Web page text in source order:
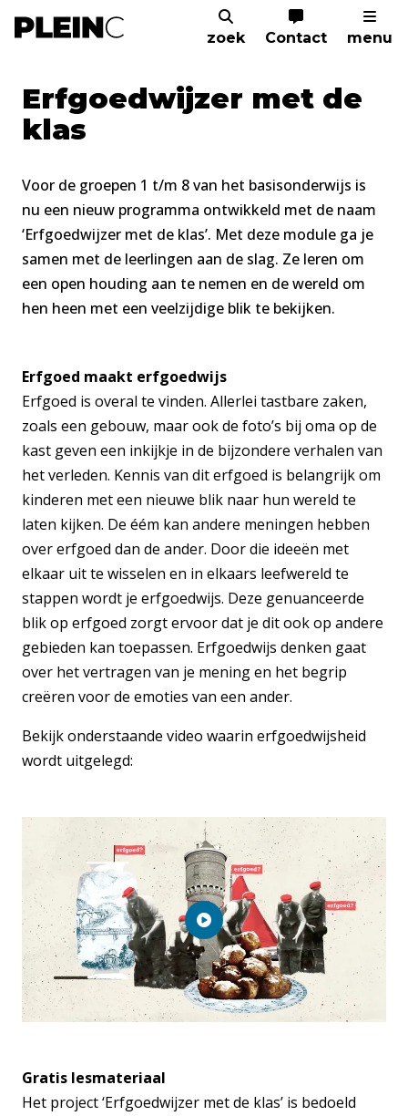
zoek Contact menu
Home Kenniscentrum Erfgoedwijzer met
Erfgoedwijzer met de
klas
Voor de groepen 1 t/m 8 van het basisonderwijs is
nu een nieuw programma ontwikkeld met de naam
‘Erfgoedwijzer met de klas’. Met deze module ga je
samen met de leerlingen aan de slag. Ze leren om
een open houding aan te nemen en de wereld om
hen heen met een veelzijdige blik te bekijken.
Erfgoed maakt erfgoedwijs
Erfgoed is overal te vinden. Allerlei tastbare zaken,
zoals een gebouw, maar ook de foto’s bij oma op de
kast geven een inkijkje in de bijzondere verhalen van
het verleden. Kennis van dit erfgoed is belangrijk om
kinderen met een nieuwe blik naar hun wereld te
laten kijken. De éém kan andere meningen hebben
over erfgoed dan de ander. Door die ideeën met
elkaar uit te wisselen en in elkaars leefwereld te
stappen wordt je erfgoedwijs. Deze genuanceerde
blik op erfgoed zorgt ervoor dat je dit ook op andere
gebieden kan toepassen. Erfgoedwijs denken gaat
over het vertragen van je mening en het begrip
creëren voor de emoties van een ander.
Bekijk onderstaande video waarin erfgoedwijsheid
wordt uitgelegd:
Gratis lesmateriaal
Het project ‘Erfgoedwijzer met de klas’ is bedoeld